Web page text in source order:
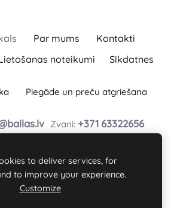
Par mums
Kontakti
noteikumi Sīkdatnes
Piegāde un preču atgriešana
Zvani: +371 63322656
Kuldīgas novads, Turlavas pagasts, LV-3329
Reģ. Nr. : 46101008197
to deliver services, for
to improve your experience.
Customize